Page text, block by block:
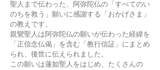
聖人まで伝わった、阿弥陀仏の「すべてのい
のちを救う」願いに感謝する「おかげさま」
の教えです。
親鸞聖人は阿弥陀仏の願いが伝わった経緯を
「正信念仏偈」を含む「教行信証」にまとめ
られ、後世に伝えられました。 ​
この願いは蓮如聖人をはじめ、たくさんの